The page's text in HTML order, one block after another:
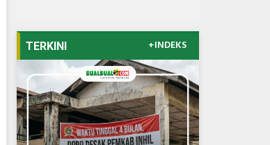
TERKINI +INDEKS